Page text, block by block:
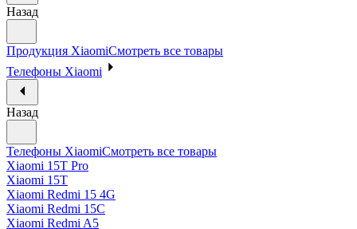
Назад
Продукция XiaomiСмотреть все товары
Телефоны Xiaomi
Назад
Телефоны XiaomiСмотреть все товары
Xiaomi 15T Pro
Xiaomi 15T
Xiaomi Redmi 15 4G
Xiaomi Redmi 15C
Xiaomi Redmi A5